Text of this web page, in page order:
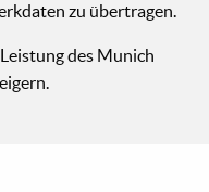
zu übertragen.
des Munich